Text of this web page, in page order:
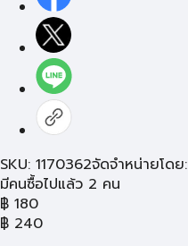
SKU: 1170362จัดจำหน่ายโดย:
มีคนซื้อไปแล้ว 2 คน
฿ 180
฿ 240